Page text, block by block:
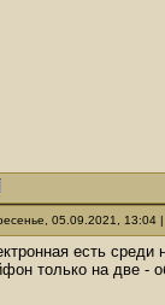
05.09.2021,
есть среди
только на две -